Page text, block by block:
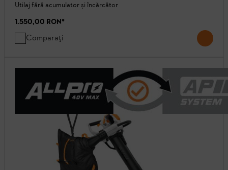
Utilaj fără acumulator și încărcător
1.550,00 RON*
Comparați